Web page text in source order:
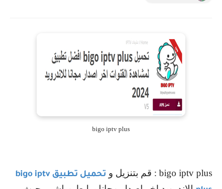
bigo iptv plus
bigo iptv plus : قم بتنزيل و تحميل تطبيق bigo iptv